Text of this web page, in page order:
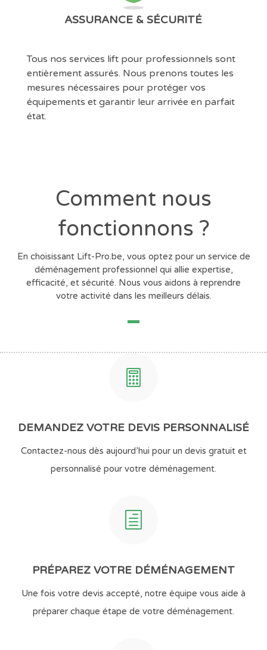
ASSURANCE & SÉCURITÉ
Tous nos services lift pour professionnels sont
entièrement assurés. Nous prenons toutes les
mesures nécessaires pour protéger vos
équipements et garantir leur arrivée en parfait
état.
Comment nous
fonctionnons ?
En choisissant Lift-Pro.be, vous optez pour un service de
déménagement professionnel qui allie expertise,
efficacité, et sécurité. Nous vous aidons à reprendre
votre activité dans les meilleurs délais.

DEMANDEZ VOTRE DEVIS PERSONNALISÉ
Contactez-nous dès aujourd’hui pour un devis gratuit et
personnalisé pour votre déménagement.
h
PRÉPAREZ VOTRE DÉMÉNAGEMENT
Une fois votre devis accepté, notre équipe vous aide à
préparer chaque étape de votre déménagement.